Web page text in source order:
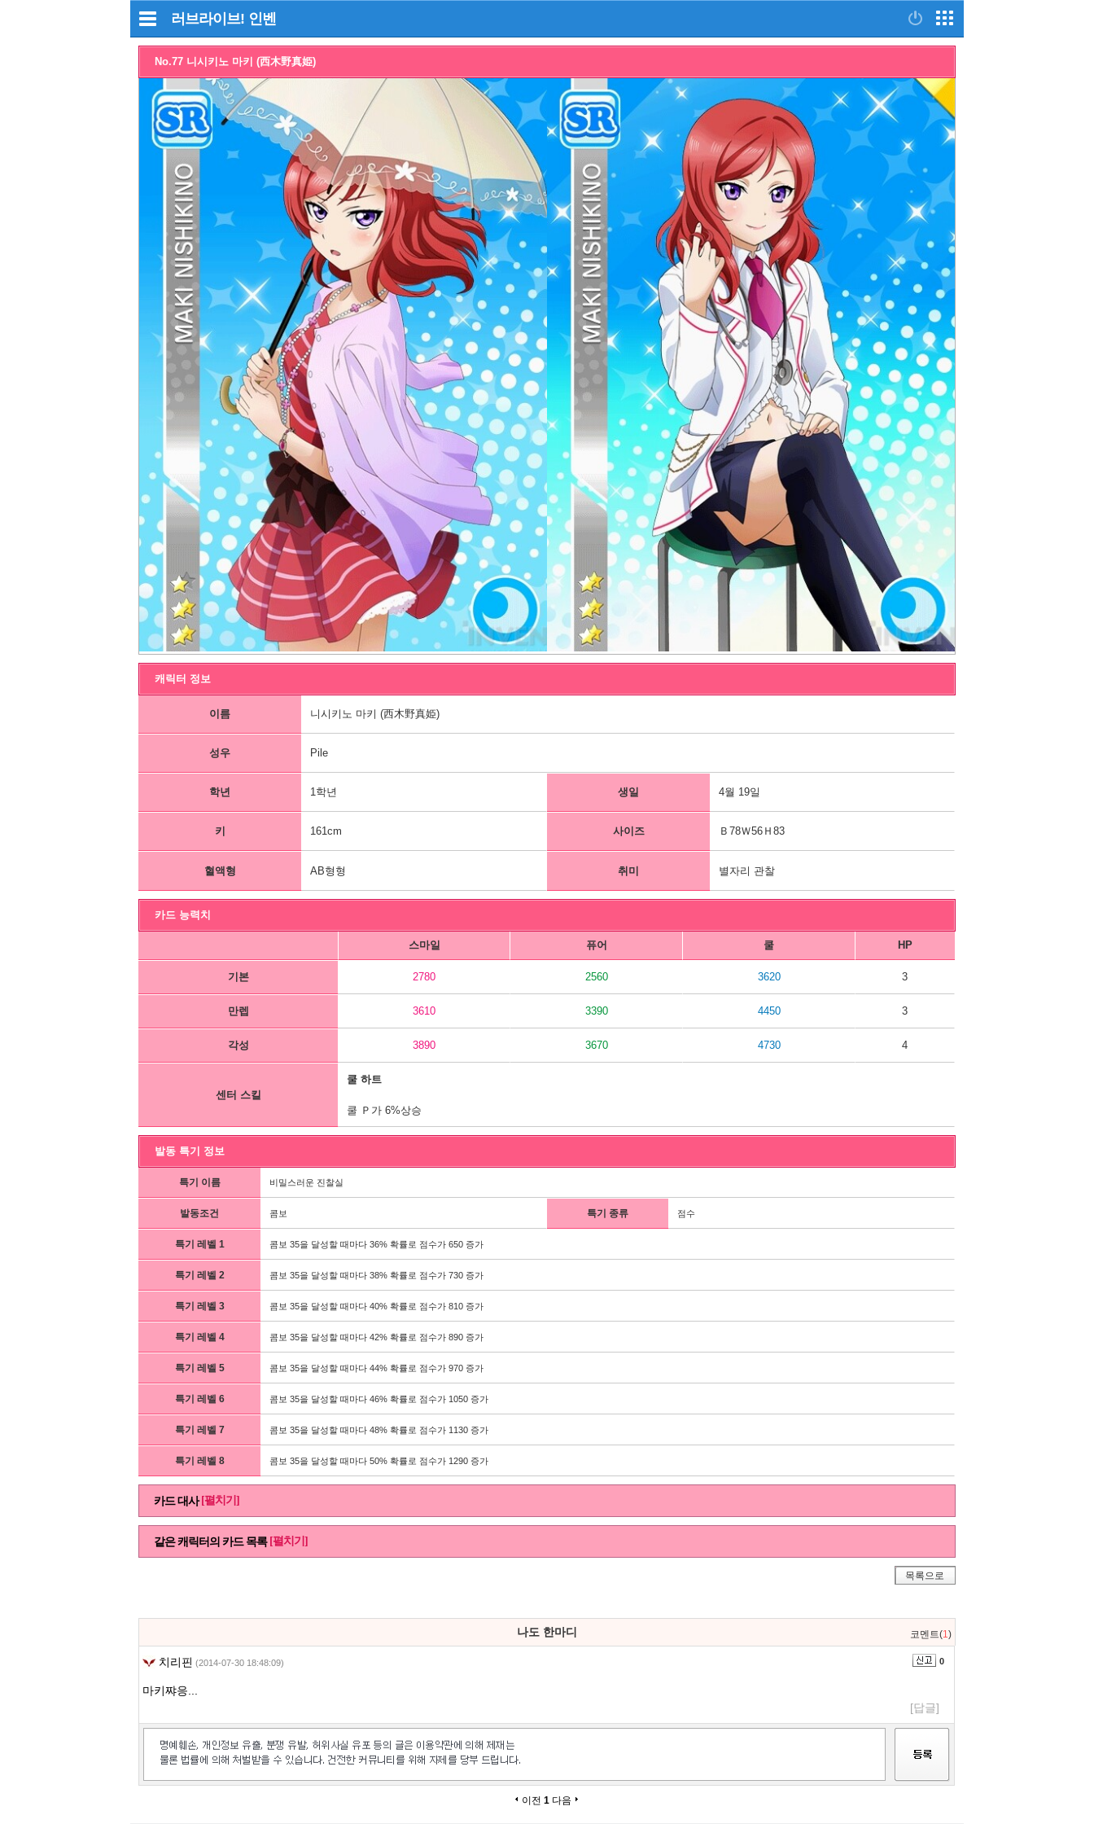
러브라이브! 인벤
No.77 니시키노 마키 (西木野真姫)
캐릭터 정보
이름 니시키노 마키 (西木野真姫)
성우 Pile
학년 1학년 생일 4월 19일
키 161cm 사이즈 Ｂ78Ｗ56Ｈ83
혈액형 AB형형 취미 별자리 관찰
카드 능력치
스마일 퓨어 쿨 HP
기본 2780 2560 3620 3
만렙 3610 3390 4450 3
각성 3890 3670 4730 4
센터 스킬
쿨 하트
쿨 Ｐ가 6%상승
발동 특기 정보
특기 이름 비밀스러운 진찰실
발동조건 콤보 특기 종류 점수
특기 레벨 1 콤보 35을 달성할 때마다 36% 확률로 점수가 650 증가
특기 레벨 2 콤보 35을 달성할 때마다 38% 확률로 점수가 730 증가
특기 레벨 3 콤보 35을 달성할 때마다 40% 확률로 점수가 810 증가
특기 레벨 4 콤보 35을 달성할 때마다 42% 확률로 점수가 890 증가
특기 레벨 5 콤보 35을 달성할 때마다 44% 확률로 점수가 970 증가
특기 레벨 6 콤보 35을 달성할 때마다 46% 확률로 점수가 1050 증가
특기 레벨 7 콤보 35을 달성할 때마다 48% 확률로 점수가 1130 증가
특기 레벨 8 콤보 35을 달성할 때마다 50% 확률로 점수가 1290 증가
카드 대사 [펼치기]
같은 캐릭터의 카드 목록 [펼치기]
목록으로
나도 한마디 코멘트(1)
치리핀 (2014-07-30 18:48:09) 0
마키쨔응...
[답글]
이전 1 다음